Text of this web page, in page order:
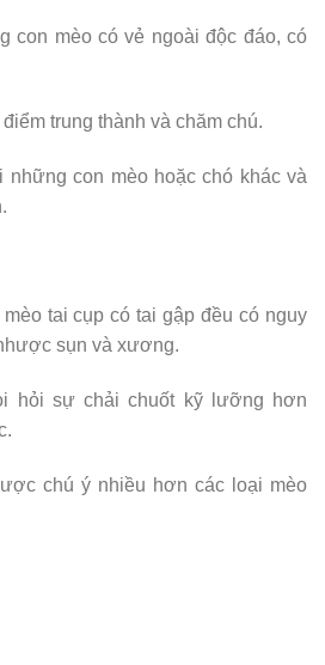
con mèo có vẻ ngoài độc đáo, có
trung thành và chăm chú.
những con mèo hoặc chó khác và
tai cụp có tai gập đều có nguy
sụn và xương.
hỏi sự chải chuốt kỹ lưỡng hơn
chú ý nhiều hơn các loại mèo